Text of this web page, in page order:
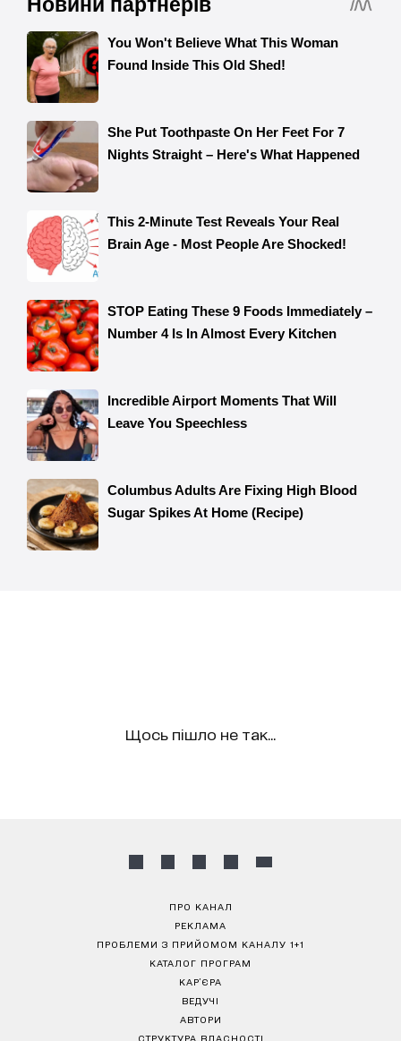
Щось пішло не так...
ПРО КАНАЛ
РЕКЛАМА
ПРОБЛЕМИ З ПРИЙОМОМ КАНАЛУ 1+1
КАТАЛОГ ПРОГРАМ
КАР’ЄРА
ВЕДУЧІ
АВТОРИ
СТРУКТУРА ВЛАСНОСТІ